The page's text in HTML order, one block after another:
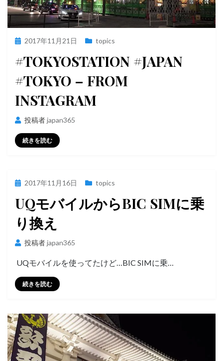
投
日:
2017年11月21日 topics
#TOKYOSTATION #JAPAN
#TOKYO – FROM
INSTAGRAM
投稿者japan365
続きを読む
投
日:
2017年11月16日 topics
UQモバイルからBIC SIMに乗
り換え
投稿者japan365
​ UQモバイルを使ってたけど…BIC SIMに乗…
続きを読む